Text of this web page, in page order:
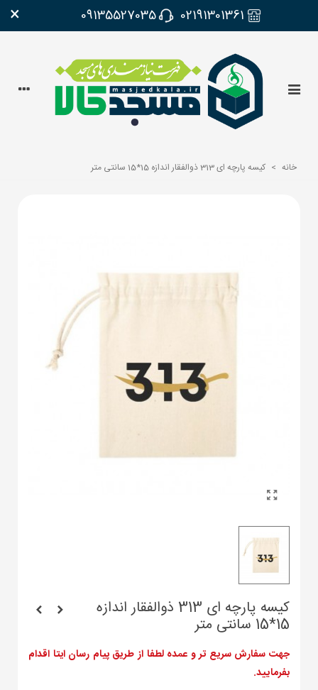
02191301361
09135527035
×
خانه > کیسه پارچه ای 313 ذوالفقار اندازه 15*15 سانتی متر
کیسه پارچه ای 313 ذوالفقار اندازه
15*15 سانتی متر
جهت سفارش سریع تر و عمده لطفا از طریق پیام رسان ایتا اقدام
بفرمایید.